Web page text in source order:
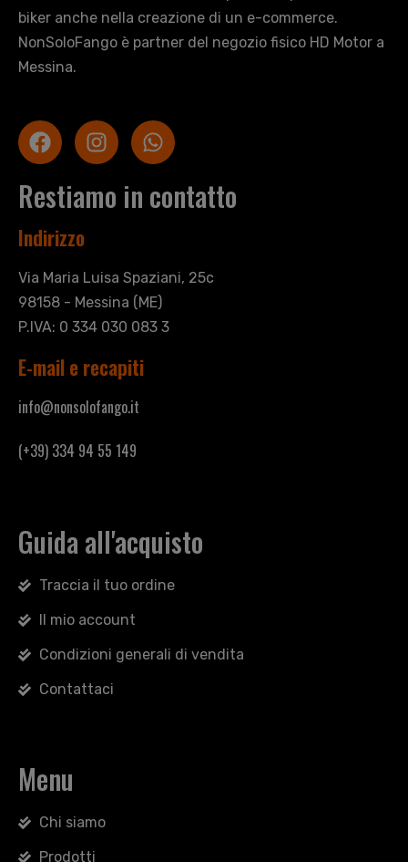
biker anche nella creazione di un e-commerce.
NonSoloFango è partner del negozio fisico HD Motor a
Messina.
Restiamo in contatto
Indirizzo
Via Maria Luisa Spaziani, 25c
98158 - Messina (ME)
P.IVA: 0 334 030 083 3
E-mail e recapiti
info@nonsolofango.it
(+39) 334 94 55 149
Guida all'acquisto
Traccia il tuo ordine
Il mio account
Condizioni generali di vendita
Contattaci
Menu
Chi siamo
Prodotti